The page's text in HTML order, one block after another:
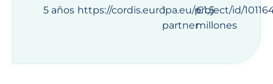
5 años https://cordis.europa.eu/project/id/
1
partner
€1,5
millones